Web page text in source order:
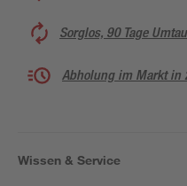
Sorglos, 90 Tage
Abholung im Markt in
Wissen & Service